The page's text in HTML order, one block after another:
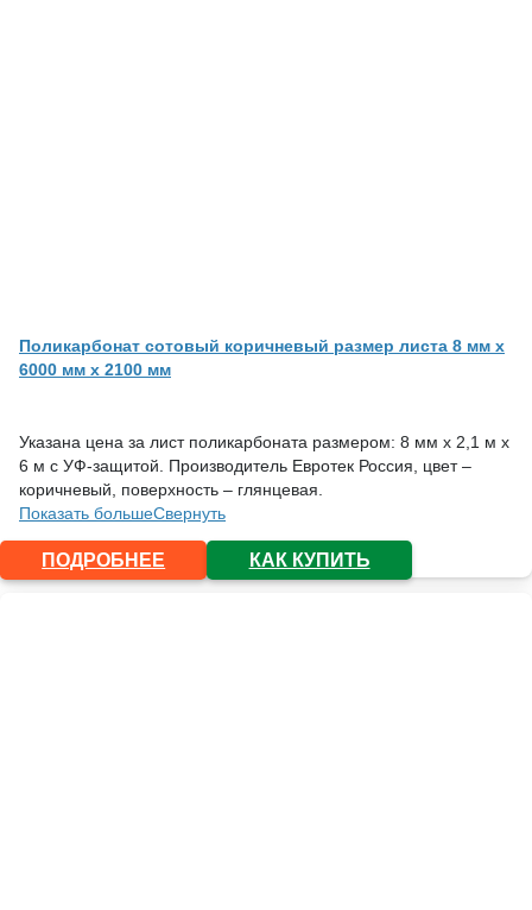
Поликарбонат сотовый коричневый размер листа 8 мм x
6000 мм x 2100 мм
Указана цена за лист поликарбоната размером: 8 мм х 2,1 м х
6 м с УФ-защитой. Производитель Евротек Россия, цвет –
коричневый, поверхность – глянцевая.
Показать большеСвернуть
ПОДРОБНЕЕ КАК КУПИТЬ